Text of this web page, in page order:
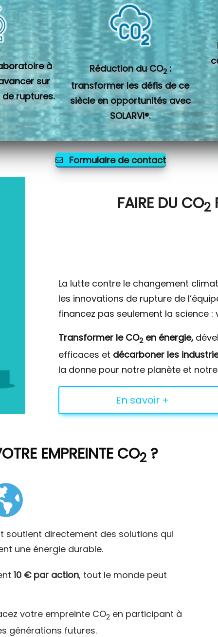
à
sur
ruptures.
Réduction du CO2 :
transformer les défis de ce
siècle en opportunités avec
SOLARVI®.
Formulaire de contact
FAIRE DU CO2
La lutte contre le changement
les innovations de rupture de
financez pas seulement la science
Transformer le CO2 en énergie,
efficaces et décarboner les
la donne pour notre planète et
En savoir +
EMPREINTE CO2 ?
soutient directement des solutions qui
une énergie durable.
10 € par action, tout le monde peut
votre empreinte CO2 en participant à
générations futures.